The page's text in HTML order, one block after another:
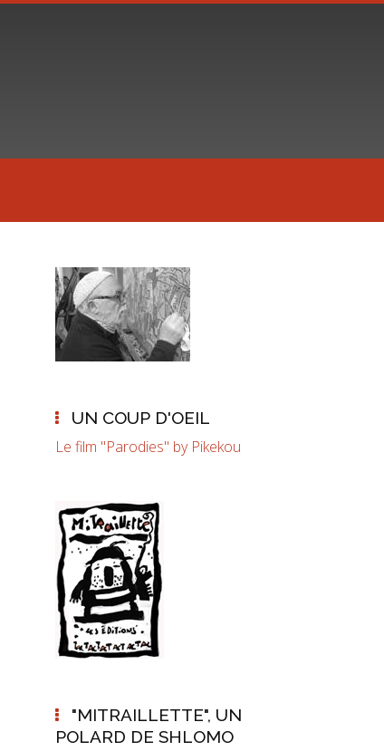
UN COUP D'OEIL
Le film "Parodies" by Pikekou
"MITRAILLETTE", UN
POLARD DE SHLOMO